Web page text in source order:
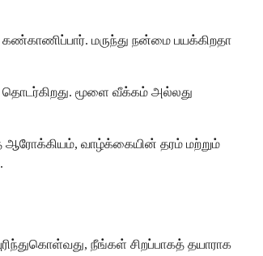
மருந்து நன்மை பயக்கிறதா
தொடர்கிறது. மூளை வீக்கம் அல்லது
ஆரோக்கியம், வாழ்க்கையின் தரம் மற்றும்
நீங்கள் சிறப்பாகத் தயாராக